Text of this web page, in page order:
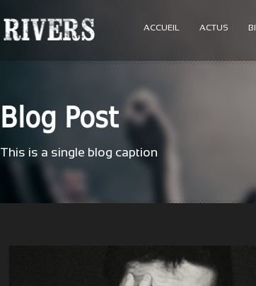
ACCUEIL ACTUS
Blog Post
This is a single blog caption